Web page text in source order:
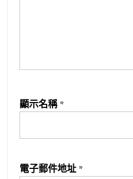
顯示名稱 *
電子郵件地址 *